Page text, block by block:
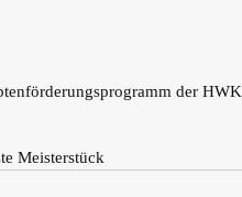
der HWK
Meisterstück